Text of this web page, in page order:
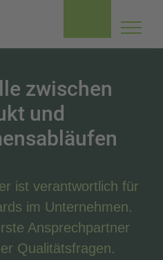
zwischen
und
ist verantwortlich für
im Unternehmen.
Ansprechpartner
Qualitätsfragen.